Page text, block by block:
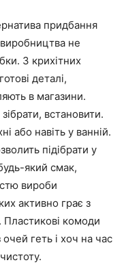
придбання
не
З крихітних
деталі,
в магазини.
встановити.
або навіть у ванній.
підібрати у
який смак,
вироби
активно грає з
комоди
геть і хоч на час